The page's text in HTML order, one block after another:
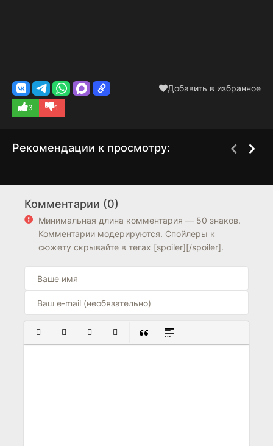
Добавить в избранное
3 1
Рекомендации к просмотру:
6.2 6.7
Комментарии (0)
Минимальная длина комментария — 50 знаков.
Комментарии модерируются. Спойлеры к
сюжету скрывайте в тегах [spoiler][/spoiler].
ПОЛУЖИРНЫЙ
КУРСИВПОДЧЕРКНУТЫЙ
ЗАЧЕРКНУТЫЙ
ВСТАВКА ЦИТАТЫ
ВСТАВКА СПОЙЛЕРА